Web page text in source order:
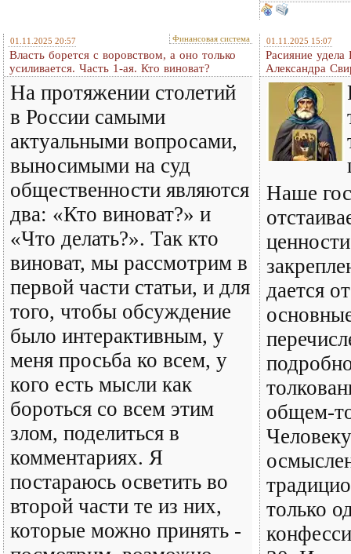
01.11.2025 20:57 Финансовая система
Власть борется с воровством, а оно только
усиливается. Часть 1-ая. Кто виноват?
На протяжении столетий
в России самыми
актуальными вопросами,
выносимыми на суд
общественности являются
два: «Кто виноват?» и
«Что делать?». Так кто
виноват, мы рассмотрим в
первой части статьи, и для
того, чтобы обсуждение
было интерактивным, у
меня просьба ко всем, у
кого есть мысли как
бороться со всем этим
злом, поделиться в
комментариях. Я
постараюсь осветить во
второй части те из них,
которые можно принять -
01.11.2025 15:07
Расияние
Александра
Наше
дается
общем-
только